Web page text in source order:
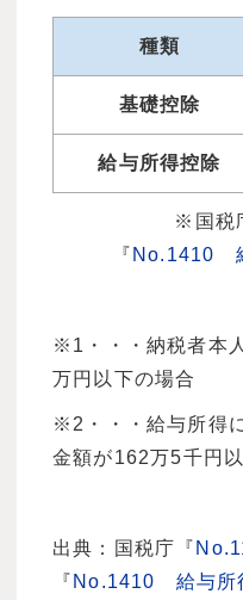
種類
基礎控除
給与所得控除
※国税
『 No.1410
※1・・・納税者本
万円以下の場合
※2・・・給与所得
金額が162万5千円
出典：国税庁『
『 No.1410 給与所